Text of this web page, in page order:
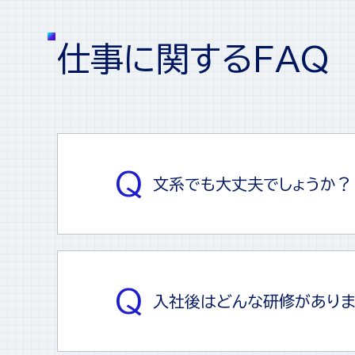
仕事に 関する FAQ
文系でも大丈夫でしょうか？
入社後はどんな研修があり